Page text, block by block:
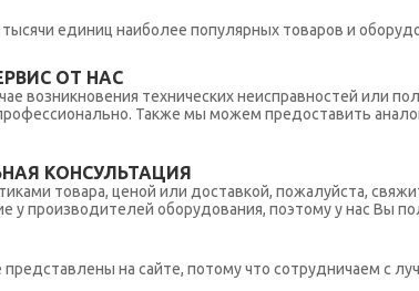
единиц наиболее популярных товаров и
ОТ НАС
возникновения технических неисправностей или
Также мы можем предоставить
КОНСУЛЬТАЦИЯ
товара, ценой или доставкой, пожалуйста,
производителей оборудования, поэтому у нас Вы
на сайте, потому что сотрудничаем с